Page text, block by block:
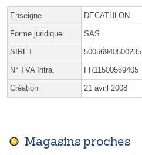
Enseigne DECATHLON
Forme juridique SAS
SIRET 50056940500235
N° TVA Intra. FR11500569405
Création 21 avril 2008
Magasins proches